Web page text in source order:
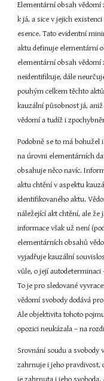
Elementární obsah
k já, a sice v jejich
esence. Tato evidentní
aktu definuje elementární
elementární obsah
neidentifikuje, dále
pouhým celkem těchto
kauzální působnost já,
vědomí a tudíž i
Podobně se to má
na úrovni elementárních
obsahuje něco navíc.
aktu chtění v aspektu
identifikovaného aktu.
náležející akt chtění, ale
informace však už není
elementárních obsahů
vyjadřuje kauzální
vůle, o její
To je pro sledované
vědomí svobody dodává
Ale objektivita tohoto
opozici neukázala – na
Srovnání soudu a svobody
zahrnuje i jeho pravdivost,